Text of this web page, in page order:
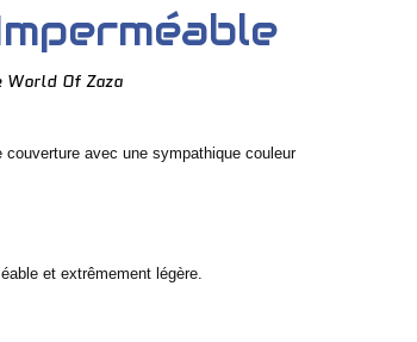
World Of Zaza
couverture avec une sympathique couleur
et extrêmement légère.